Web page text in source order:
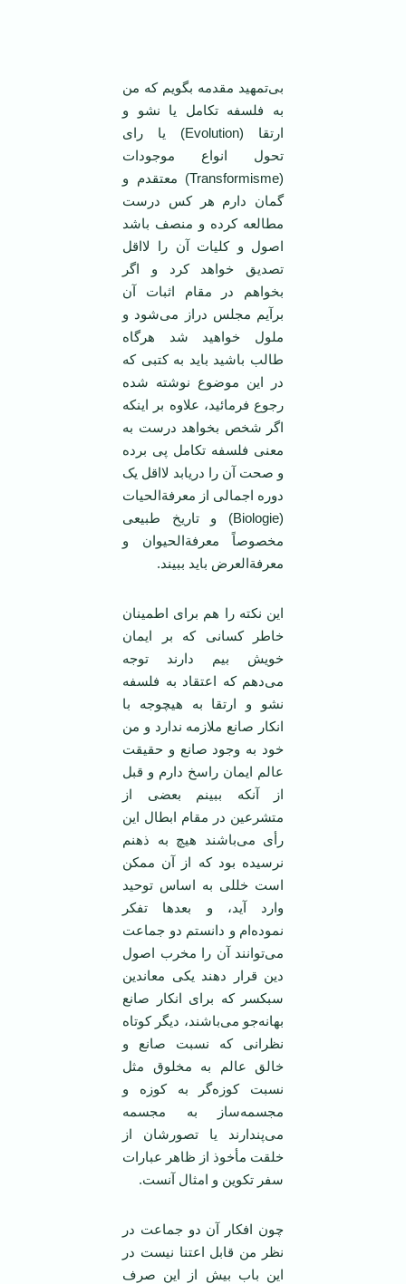
بی‌تمهید مقدمه بگویم که من
به فلسفه تکامل یا نشو و
ارتقا (Evolution) یا رای
تحول انواع موجودات
(Transformisme) معتقدم و
گمان دارم هر کس درست
مطالعه کرده و منصف باشد
اصول و کلیات آن را لااقل
تصدیق خواهد کرد و اگر
بخواهم در مقام اثبات آن
برآیم مجلس دراز می‌شود و
ملول خواهید شد هرگاه
طالب باشید باید به کتبی که
در این موضوع نوشته شده
رجوع فرمائید، علاوه بر اینکه
اگر شخص بخواهد درست به
معنی فلسفه تکامل پی برده
و صحت آن را دریابد لااقل یک
دوره اجمالی از معرفة‌الحیات
(Biologie) و تاریخ طبیعی
مخصوصاً معرفةالحیوان و
معرفة‌العرض باید ببیند.
این نکته را هم برای اطمینان
خاطر کسانی که بر ایمان
خویش بیم دارند توجه
می‌دهم که اعتقاد به فلسفه
نشو و ارتقا به هیچوجه با
انکار صانع ملازمه ندارد و من
خود به وجود صانع و حقیقت
عالم ایمان راسخ دارم و قبل
از آنکه ببینم بعضی از
متشرعین در مقام ابطال این
رأی می‌باشند هیچ به ذهنم
نرسیده بود که از آن ممکن
است خللی به اساس توحید
وارد آید، و بعد‌ها تفکر
نموده‌ام و دانستم دو جماعت
می‌توانند آن را مخرب اصول
دین قرار دهند یکی معاندین
سبکسر که برای انکار صانع
بهانه‌جو می‌باشند، دیگر کوتاه
نظرانی که نسبت صانع و
خالق عالم به مخلوق مثل
نسبت کوزه‌گر به کوزه و
مجسمه‌ساز به مجسمه
می‌پندارند یا تصورشان از
خلقت مأخوذ از ظاهر عبارات
سفر تکوین و امثال آنست.
چون افکار آن دو جماعت در
نظر من قابل اعتنا نیست در
این باب بیش از این صرف